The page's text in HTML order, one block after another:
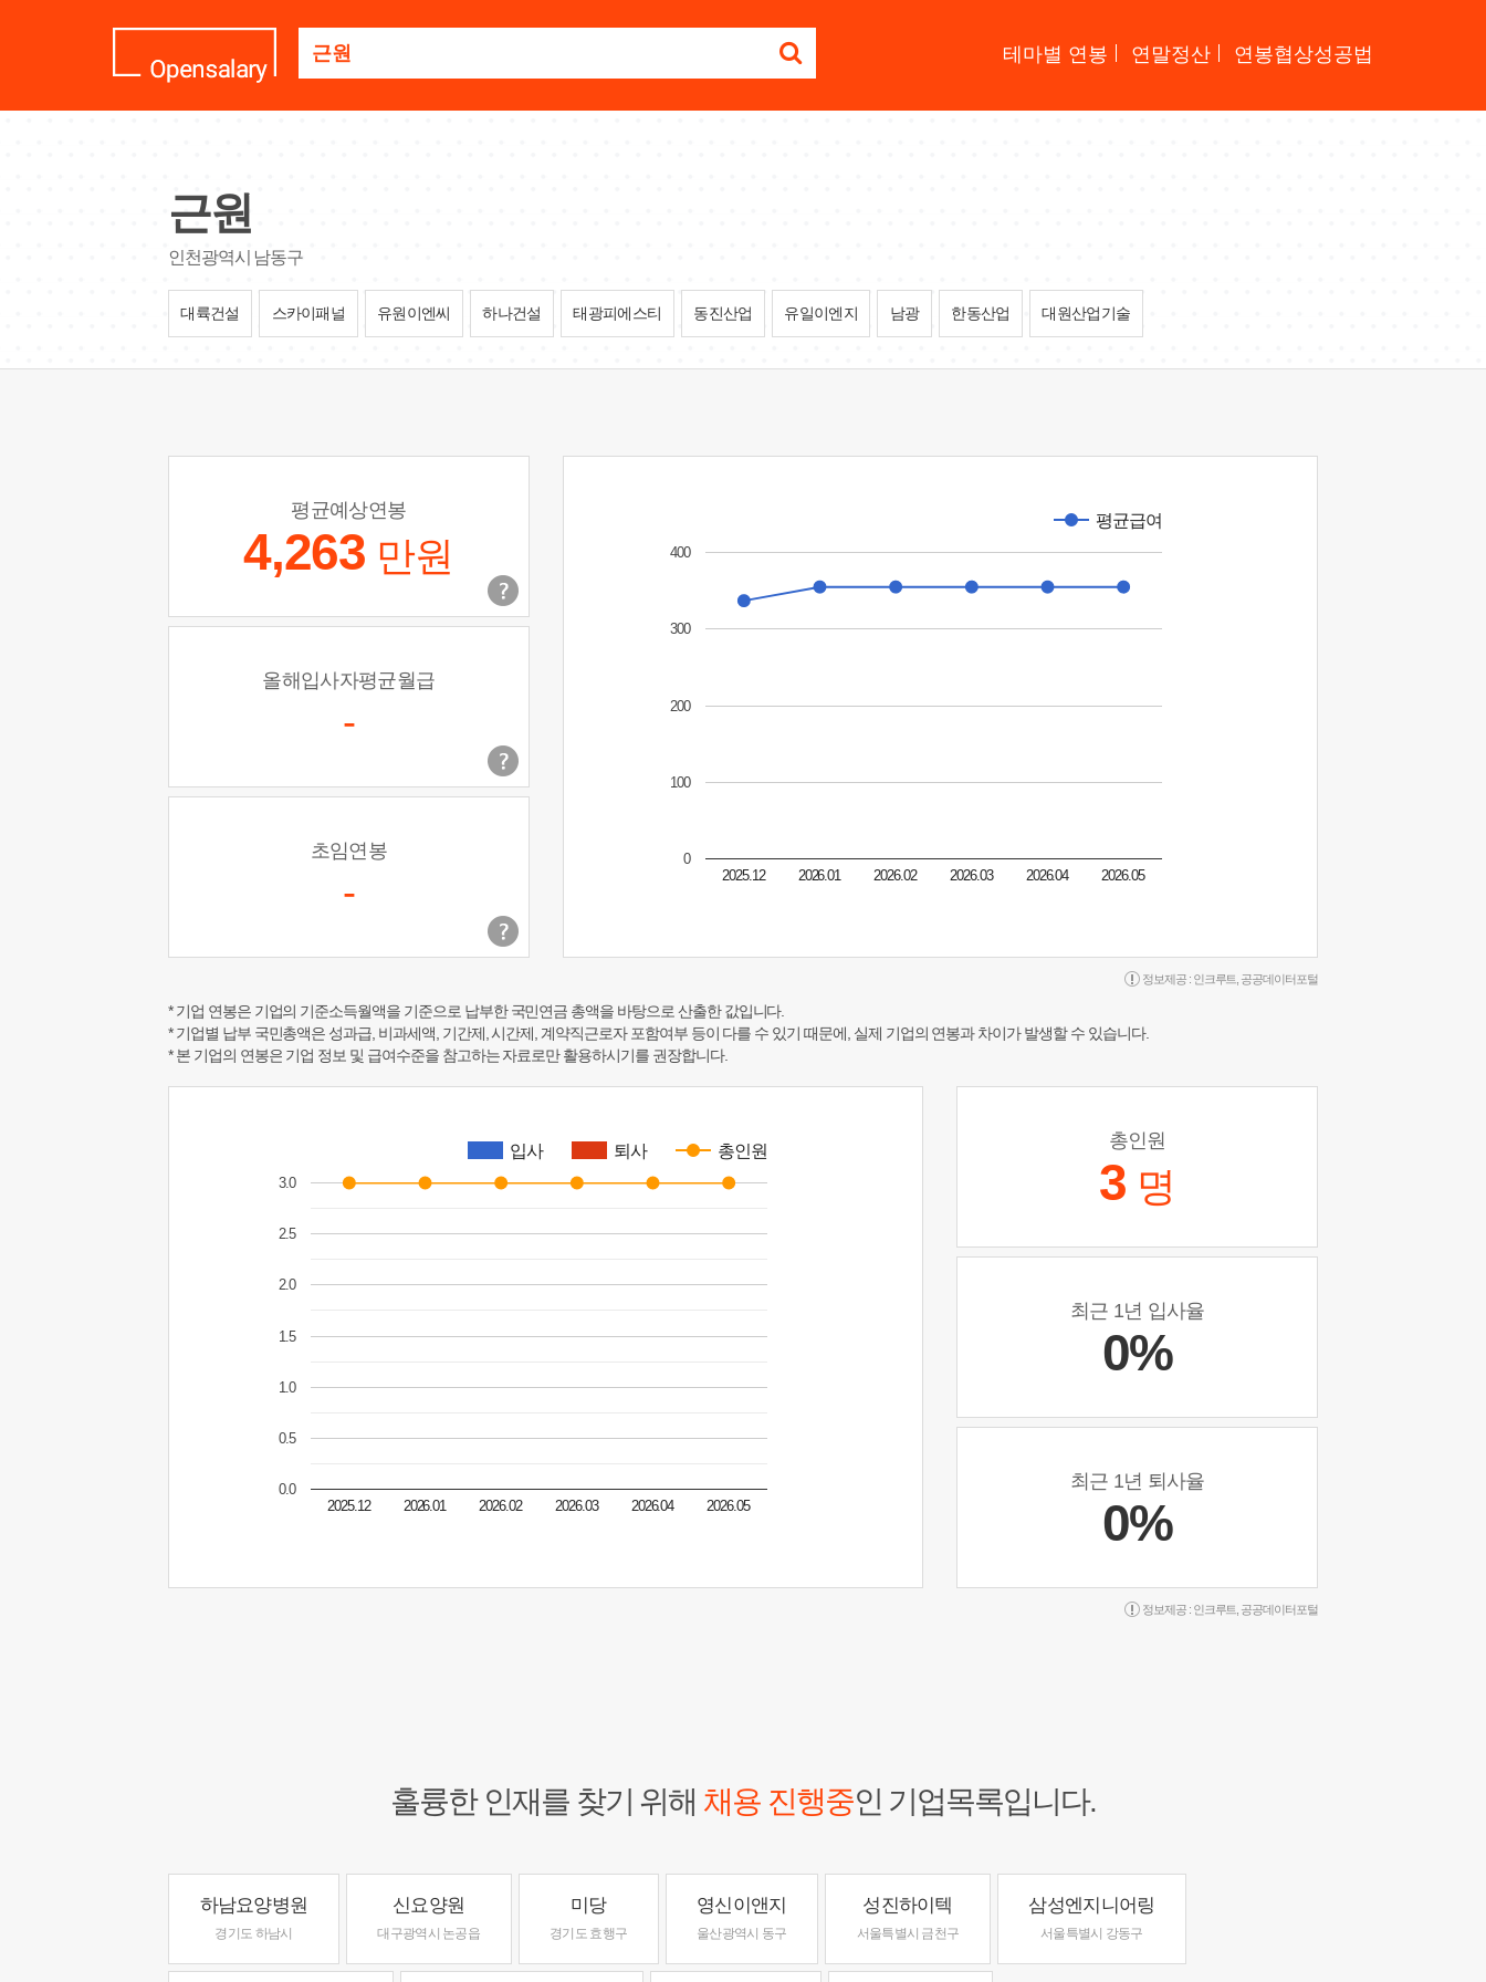
명
테마별 연봉 연말정산 연봉협상성공법
근원
인천광역시 남동구
대륙건설 스카이패널 유원이엔씨 하나건설 태광피에스티 동진산업 유일이엔지 남광 한동산업 대원산업기술
평균예상연봉
4,263 만원
올해입사자평균월급
-
초임연봉
-
평균급여
2025.12 2026.01 2026.02 2026.03 2026.04 2026.05
0
100
200
300
400
정보제공 : 인크루트 공공데이터포털
* 기업 연봉은 기업의 기준소득월액을 기준으로 납부한 국민연금 총액을 바탕으로 산출한 값입니다.
* 기업별 납부 국민총액은 성과급, 비과세액, 기간제, 시간제, 계약직근로자 포함여부 등이 다를 수 있기 때문에, 실제 기업의 연봉과 차이가 발생할 수 있습니다.
* 본 기업의 연봉은 기업 정보 및 급여수준을 참고하는 자료로만 활용하시기를 권장합니다.
입사 퇴사 총인원
2025.12 2026.01 2026.02 2026.03 2026.04 2026.05
0.0
0.5
1.0
1.5
2.0
2.5
3.0
총인원
3 명
최근 1년 입사율
0%
최근 1년 퇴사율
0%
정보제공 : 인크루트 공공데이터포털
훌륭한 인재를 찾기 위해 채용 진행중인 기업목록입니다.
하남요양병원
경기도 하남시
신요양원
대구광역시 논공읍
미당
경기도 효행구
영신이앤지
울산광역시 동구
성진하이텍
서울특별시 금천구
삼성엔지니어링
서울특별시 강동구